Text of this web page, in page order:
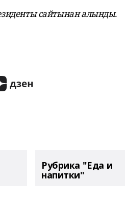
сайтынан алынды.
Рубрика "Еда и
напитки"